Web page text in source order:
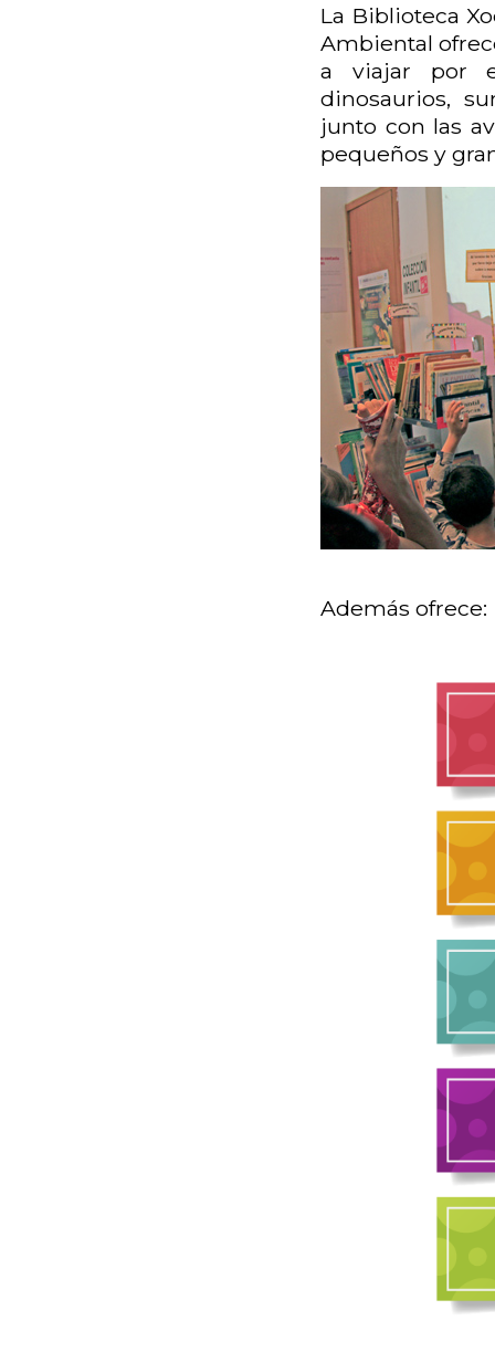
La Biblioteca
Ambiental
a viajar por
dinosaurios,
junto con las
pequeños y
Además ofrece: